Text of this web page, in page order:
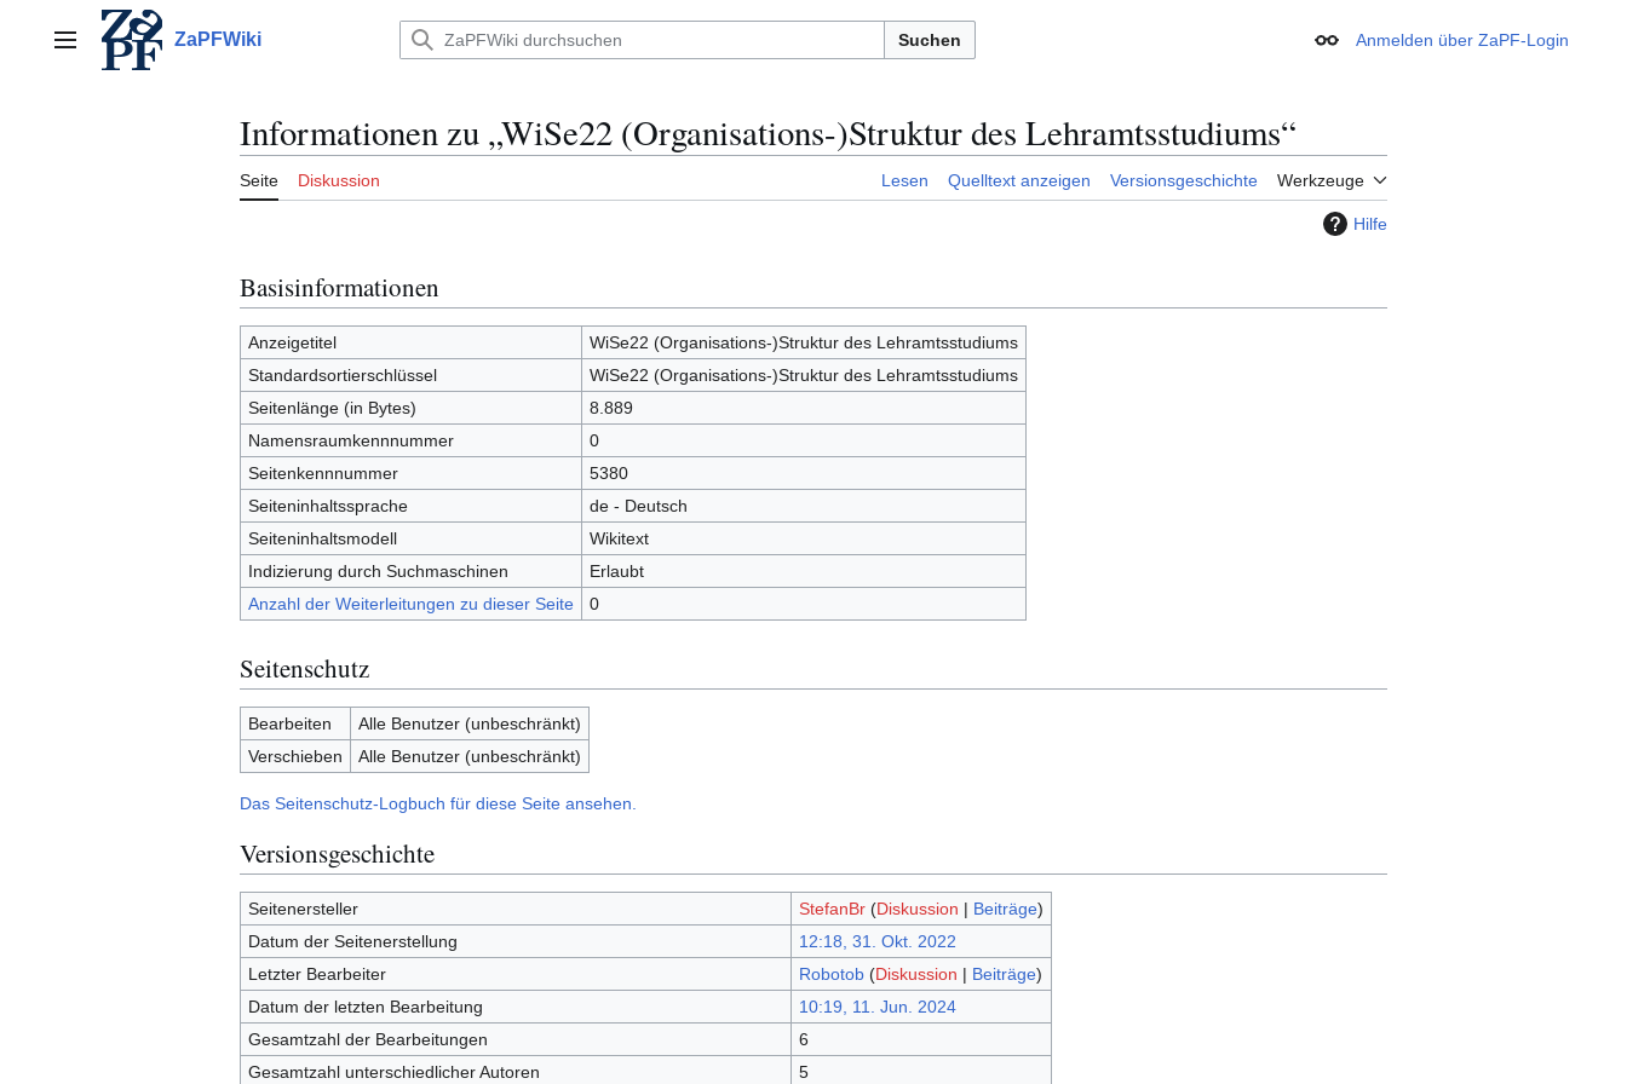
springenHauptmenü ZaPFWiki Suchen Erscheinungsbild
Anmelden über ZaPF-Login
Informationen zu „WiSe22 (Organisations-)Struktur des Lehramtsstudiums“
Seite Diskussion Lesen Quelltext anzeigen Versionsgeschichte Werkzeuge
Hilfe
Basisinformationen
Anzeigetitel
WiSe22 (Organisations-)Struktur des Lehramtsstudiums
Standardsortierschlüssel
WiSe22 (Organisations-)Struktur des Lehramtsstudiums
Seitenlänge (in Bytes)
8.889
Namensraumkennnummer
0
Seitenkennnummer
5380
Seiteninhaltssprache
de - Deutsch
Seiteninhaltsmodell
Wikitext
Indizierung durch Suchmaschinen
Erlaubt
Anzahl der Weiterleitungen zu dieser Seite
0
Seitenschutz
Bearbeiten
Alle Benutzer (unbeschränkt)
Verschieben
Alle Benutzer (unbeschränkt)
Das Seitenschutz-Logbuch für diese Seite ansehen.
Versionsgeschichte
Seitenersteller StefanBr (Diskussion | Beiträge)
Datum der Seitenerstellung
12:18, 31. Okt. 2022
Letzter Bearbeiter
Robotob (Diskussion | Beiträge)
Datum der letzten Bearbeitung
10:19, 11. Jun. 2024
Gesamtzahl der Bearbeitungen
6
Gesamtzahl unterschiedlicher Autoren
5